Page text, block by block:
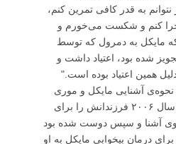
به قدر کافی تمرین کنم،
کنم و شکست می‌خورم و
مایکل به دمرول که توسط
شده بود، اعتیاد داشت و
همین اعتیاد بوده است."
آشنایی مایکل و موری
گفت که وقتی مایکل در سال ۲۰۰۶ فرزندانش را برای
با وی آشنا و سپس دوست شده بود
درمان بیخوابی مایکل به او